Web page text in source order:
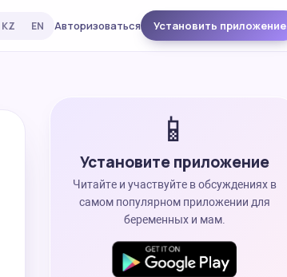
KZ EN Авторизоваться Установить приложение
📱
Установите приложение
Читайте и участвуйте в обсуждениях в
самом популярном приложении для
беременных и мам.